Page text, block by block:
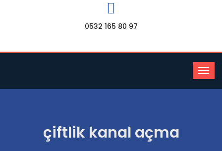
0532 165 80 97
çiftlik kanal açma